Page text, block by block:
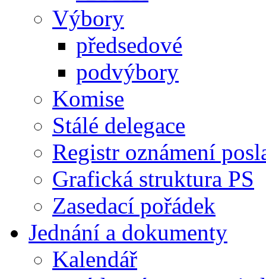
Výbory
předsedové
podvýbory
Komise
Stálé delegace
Registr oznámení
Grafická struktura PS
Zasedací pořádek
Jednání a dokumenty
Kalendář